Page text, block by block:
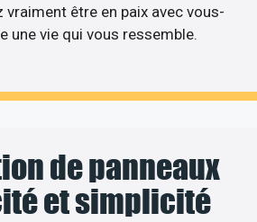
vraiment être en paix avec vous-
une vie qui vous ressemble.
de panneaux
et simplicité